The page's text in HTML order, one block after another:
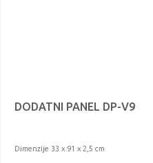
DODATNI PANEL DP-V9
Dimenzije 33 x 91 x 2,5 cm